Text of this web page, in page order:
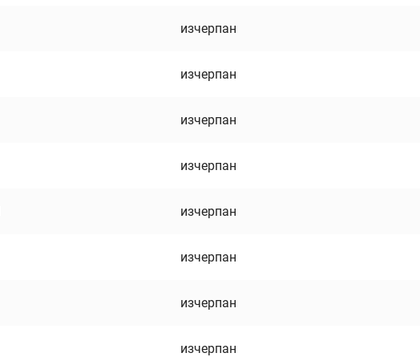
изчерпан
изчерпан
изчерпан
изчерпан
изчерпан
изчерпан
изчерпан
изчерпан